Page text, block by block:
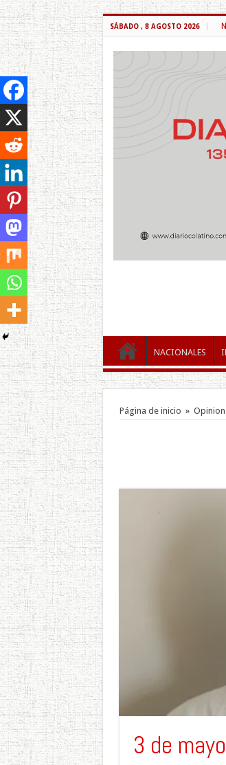
SÁBADO , 8 AGOSTO 2026
NACIONALES
Página de inicio »
3 de